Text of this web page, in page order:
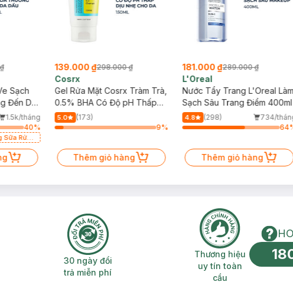
Sạch
Đến Da
1.5k/tháng
40%
Rửa
139.000 ₫298.000 ₫
Cosrx
Gel Rửa Mặt Cosrx Tràm Trà,
0.5% BHA Có Độ pH Thấp
150ml
5.0
(173)
9%
Thêm giỏ hàng
181.000 ₫289.000 ₫
L'Oreal
Nước Tẩy Trang L'Oreal Làm
Sạch Sâu Trang Điểm 400ml
4.8 (298)
734/
64
Thêm giỏ hàng
miễn phí 2H 30 ngày đổi trả miễn phí
30 ngày đổi
trả miễn phí
Thương hiệu uy
Thương hiệu
uy tín toàn
cầu